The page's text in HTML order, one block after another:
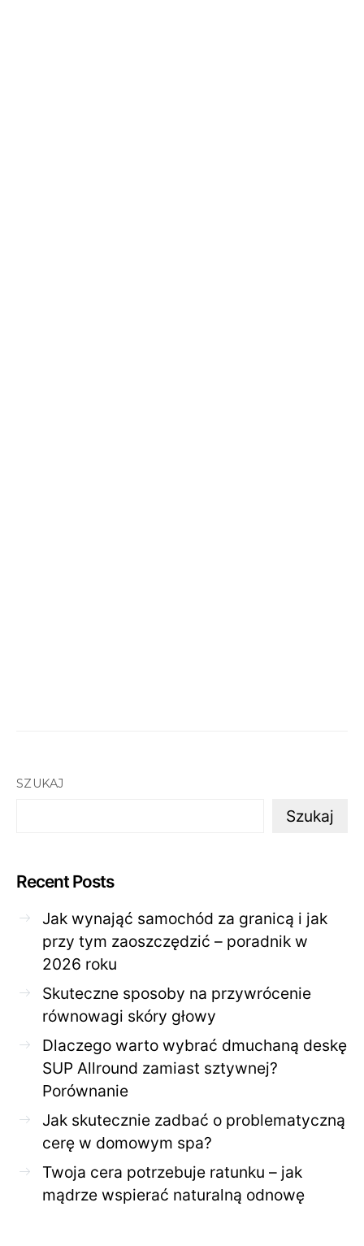
SZUKAJ
Szukaj
Recent Posts
Jak wynająć samochód za granicą i jak
przy tym zaoszczędzić – poradnik w
2026 roku
Skuteczne sposoby na przywrócenie
równowagi skóry głowy
Dlaczego warto wybrać dmuchaną deskę
SUP Allround zamiast sztywnej?
Porównanie
Jak skutecznie zadbać o problematyczną
cerę w domowym spa?
Twoja cera potrzebuje ratunku – jak
mądrze wspierać naturalną odnowę